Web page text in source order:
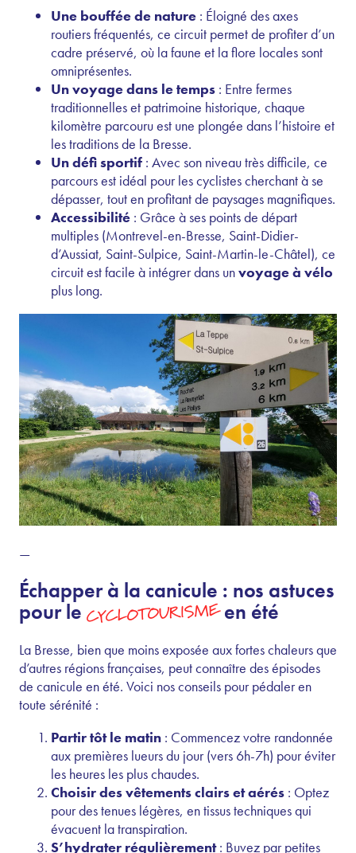
Une bouffée de nature : Éloigné des axes
routiers fréquentés, ce circuit permet de profiter d’un
cadre préservé, où la faune et la flore locales sont
omniprésentes.
Un voyage dans le temps : Entre fermes
traditionnelles et patrimoine historique, chaque
kilomètre parcouru est une plongée dans l’histoire et
les traditions de la Bresse.
Un défi sportif : Avec son niveau très difficile, ce
parcours est idéal pour les cyclistes cherchant à se
dépasser, tout en profitant de paysages magnifiques.
Accessibilité : Grâce à ses points de départ
multiples (Montrevel-en-Bresse, Saint-Didier-
d’Aussiat, Saint-Sulpice, Saint-Martin-le-Châtel), ce
circuit est facile à intégrer dans unvoyage à vélo
plus long.
—
Échapper à la canicule : nos astuces
pour le CYCLOTOURISMEen été
La Bresse, bien que moins exposée aux fortes chaleurs que
d’autres régions françaises, peut connaître des épisodes
de canicule en été. Voici nos conseils pour pédaler en
toute sérénité :
Partir tôt le matin : Commencez votre randonnée
aux premières lueurs du jour (vers 6h-7h) pour éviter
les heures les plus chaudes.
Choisir des vêtements clairs et aérés : Optez
pour des tenues légères, en tissus techniques qui
évacuent la transpiration.
S’hydrater régulièrement: Buvez par petites